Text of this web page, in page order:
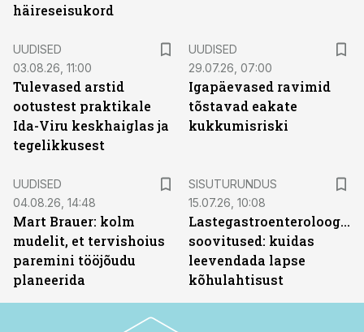
häireseisukord
UUDISED
03.08.26, 11:00
Tulevased arstid
ootustest praktikale
Ida-Viru keskhaiglas ja
tegelikkusest
UUDISED
29.07.26, 07:00
Igapäevased ravimid
tõstavad eakate
kukkumisriski
UUDISED
04.08.26, 14:48
Mart Brauer: kolm
mudelit, et tervishoius
paremini tööjõudu
planeerida
SISUTURUNDUS
15.07.26, 10:08
Lastegastroenteroloogide
soovitused: kuidas
leevendada lapse
kõhulahtisust